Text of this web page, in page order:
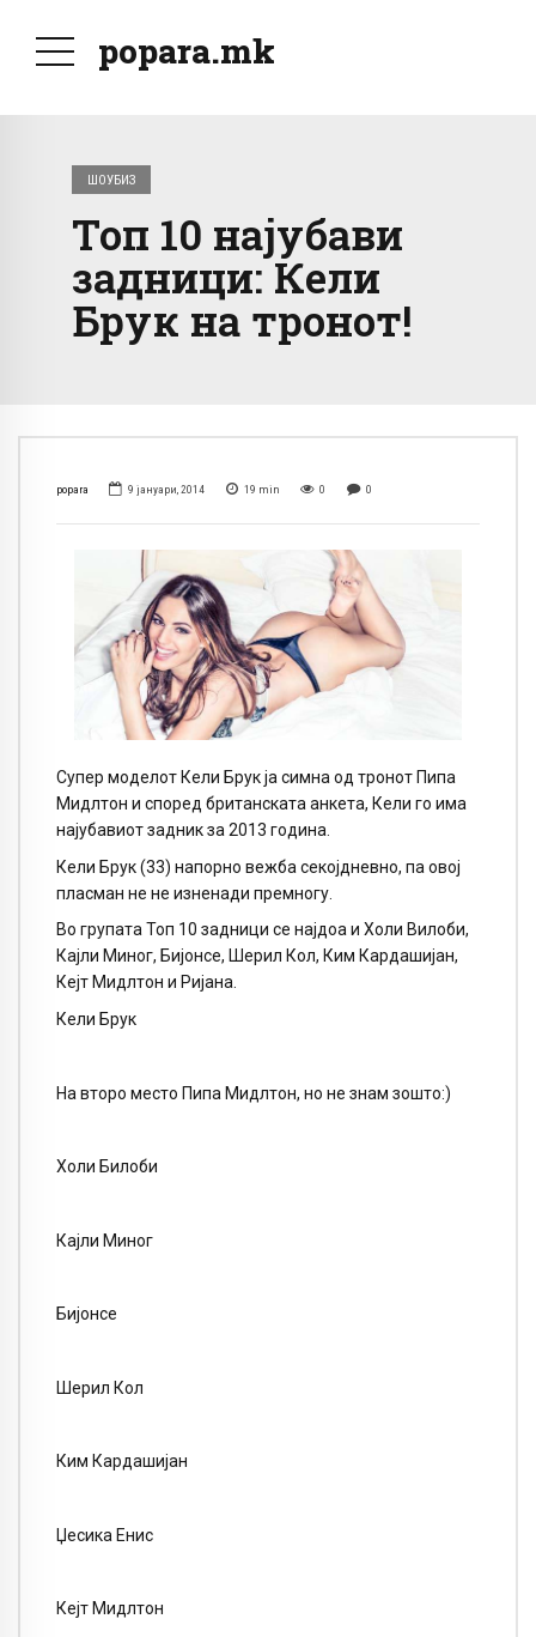
popara.mk
ШОУБИЗ
Топ 10 најубави
задници: Кели
Брук на тронот!
popara 9 јануари, 2014 19 min 0 0
Супер моделот Кели Брук ја симна од тронот Пипа
Мидлтон и според британската анкета, Кели го има
најубавиот задник за 2013 година.
Кели Брук (33) напорно вежба секојдневно, па овој
пласман не не изненади премногу.
Во групата Топ 10 задници се најдоа и Холи Вилоби,
Кајли Миног, Бијонсе, Шерил Кол, Ким Кардашијан,
Кејт Мидлтон и Ријана.
Кели Брук
На второ место Пипа Мидлтон, но не знам зошто:)
Холи Билоби
Кајли Миног
Бијонсе
Шерил Кол
Ким Кардашијан
Џесика Енис
Кејт Мидлтон